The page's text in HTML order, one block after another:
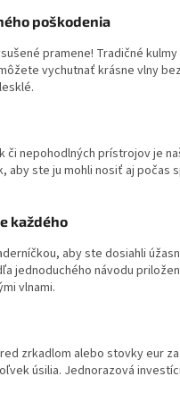
poškodenia
pramene! Tradičné
vychutnať krásne vlny
či nepohodlných prístrojov je
aby ste ju mohli nosiť aj počas
každého
aby ste dosiahli
jednoduchého návodu
vlnami.
zrkadlom alebo stovky eur
úsilia. Jednorazová